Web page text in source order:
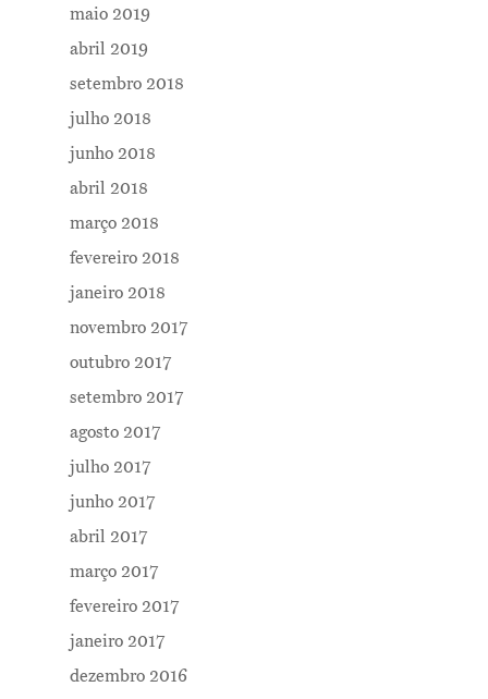
maio 2019
abril 2019
setembro 2018
julho 2018
junho 2018
abril 2018
março 2018
fevereiro 2018
janeiro 2018
novembro 2017
outubro 2017
setembro 2017
agosto 2017
julho 2017
junho 2017
abril 2017
março 2017
fevereiro 2017
janeiro 2017
dezembro 2016